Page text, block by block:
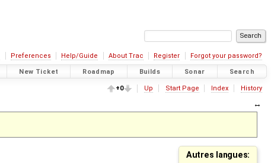
Preferences Help/Guide About Trac Register Forgot your password?
New Ticket Roadmap Builds Sonar Search
+0 Up Start Page Index History
Autres langues: